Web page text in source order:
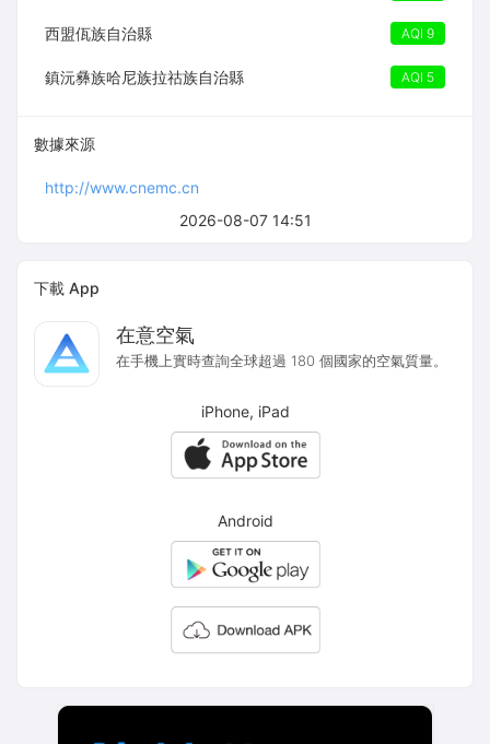
2026-08-07 14:51
西盟佤族自治縣 AQI 9
鎮沅彝族哈尼族拉祜族自治縣 AQI 5
數據來源
http://www.cnemc.cn
下載 App
在意空氣
在手機上實時查詢全球超過 180 個國家的空氣質量。
iPhone, iPad
Android